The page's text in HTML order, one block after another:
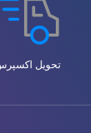
تحویل اکسپرس